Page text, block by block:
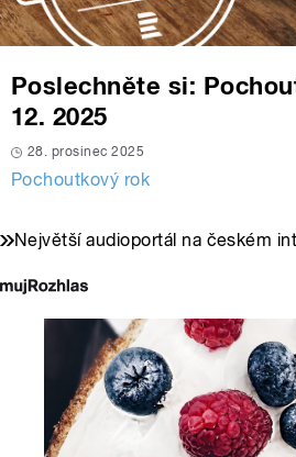
Poslechněte si:
12. 2025
28. prosinec 2025
Pochoutkový rok
Největší audioportál na českém